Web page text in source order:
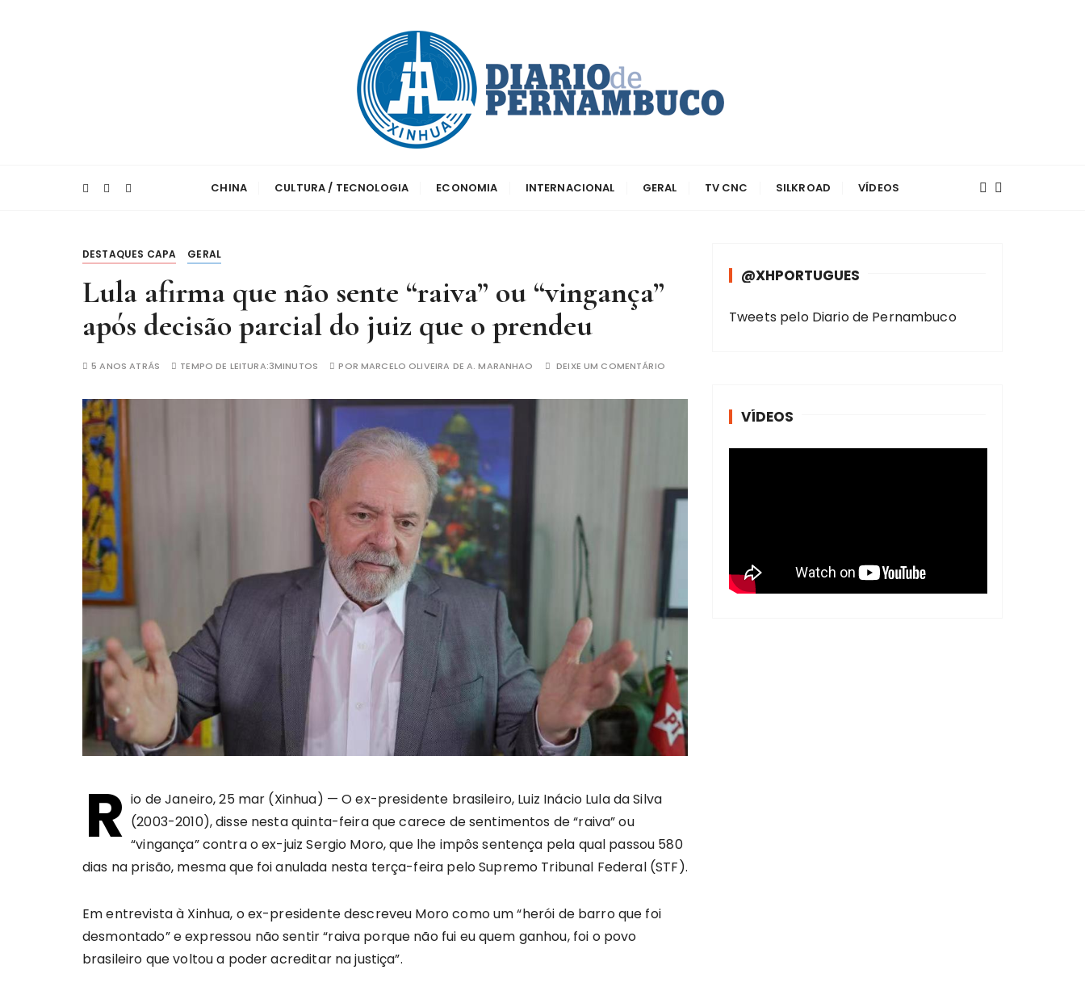
Xinhua – Diario de Pernambuco
CHINA CULTURA / TECNOLOGIA ECONOMIA INTERNACIONAL GERAL TV CNC SILKROAD VÍDEOS
DESTAQUES CAPA GERAL
Lula afirma que não sente “raiva” ou “vingança”
após decisão parcial do juiz que o prendeu
5 ANOS ATRÁS TEMPO DE LEITURA:3MINUTOS POR MARCELO OLIVEIRA DE A. MARANHAO DEIXE UM COMENTÁRIO
R io de Janeiro, 25 mar (Xinhua) — O ex-presidente brasileiro, Luiz Inácio Lula da Silva
(2003-2010), disse nesta quinta-feira que carece de sentimentos de “raiva” ou
“vingança” contra o ex-juiz Sergio Moro, que lhe impôs sentença pela qual passou 580
dias na prisão, mesma que foi anulada nesta terça-feira pelo Supremo Tribunal Federal (STF).
Em entrevista à Xinhua, o ex-presidente descreveu Moro como um “herói de barro que foi
desmontado” e expressou não sentir “raiva porque não fui eu quem ganhou, foi o povo
brasileiro que voltou a poder acreditar na justiça”.
@XHPORTUGUES
Tweets pelo Diario de Pernambuco
VÍDEOS